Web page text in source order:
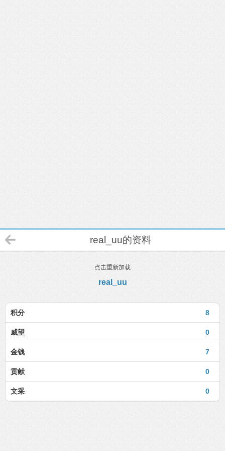
real_uu的资料
点击重新加载
real_uu
8
积分
0
威望
7
金钱
0
贡献
0
文采